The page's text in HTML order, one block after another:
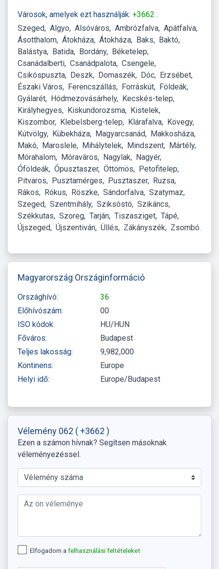
Városok, amelyek ezt használják: +3662 :
Szeged Algyo Alsóváros Ambrózfalva Apátfalva
Ásotthalom Átokháza Átokháza Baks
Baktó
Balástya
Batida Bordány
Béketelep
Csanádalberti Csanádpalota Csengele
Csikóspuszta
Deszk Domaszék Dóc
Erzsébet
Északi Város
Ferencszállás Forráskút
Földeák
Gyálarét
Hódmezovásárhely
Kecskés-telep
Királyhegyes
Kiskundorozsma
Kistelek
Kiszombor
Klebelsberg-telep Klárafalva
Kövegy
Kútvölgy
Kübekháza Magyarcsanád
Makkosháza
Makó
Maroslele Mihálytelek Mindszent
Mártély
Mórahalom
Móraváros Nagylak
Nagyér
Óföldeák
Ópusztaszer Öttömös
Petofitelep
Pitvaros
Pusztamérges Pusztaszer
Ruzsa
Rákos
Rókus Röszke Sándorfalva Szatymaz
Szeged Szentmihály Sziksóstó
Szikáncs
Székkutas
Szoreg Tarján Tiszasziget Tápé
Újszeged Újszentiván Üllés Zákányszék Zsombó
Magyarország Országinformáció
Országhívó:
36
Előhívószám:
00
ISO kódok:
HU/HUN
Főváros:
Budapest
Teljes lakosság:
9,982,000
Kontinens:
Europe
Helyi idő:
Europe/Budapest
Vélemény 062 ( +3662 )
Ezen a számon hívnak? Segítsen másoknak
véleményezéssel.
Elfogadom a felhasználási feltételeket